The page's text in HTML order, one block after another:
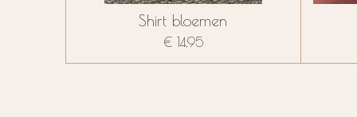
Shirt bloemen
€ 14,95